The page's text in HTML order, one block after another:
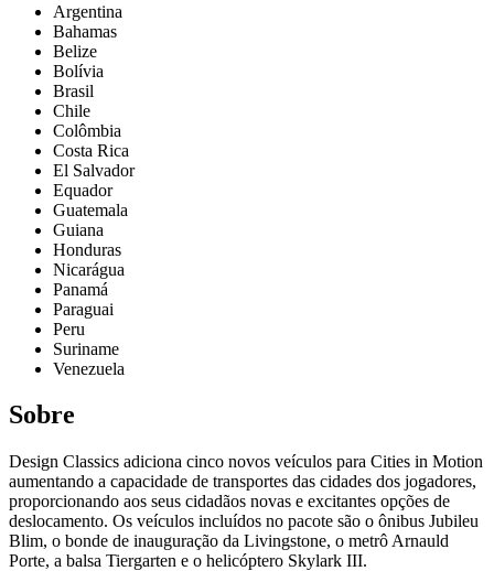
Argentina
Bahamas
Belize
Bolívia
Brasil
Chile
Colômbia
Costa Rica
El Salvador
Equador
Guatemala
Guiana
Honduras
Nicarágua
Panamá
Paraguai
Peru
Suriname
Venezuela
Sobre
Design Classics adiciona cinco novos veículos para Cities in Motion
aumentando a capacidade de transportes das cidades dos jogadores,
proporcionando aos seus cidadãos novas e excitantes opções de
deslocamento. Os veículos incluídos no pacote são o ônibus Jubileu
Blim, o bonde de inauguração da Livingstone, o metrô Arnauld
Porte, a balsa Tiergarten e o helicóptero Skylark III.